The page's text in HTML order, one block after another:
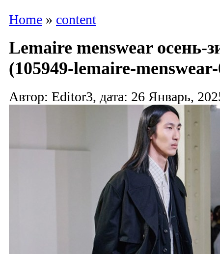
Home » content
Lemaire menswear осень-
(105949-lemaire-
Автор: Editor3, дата: 26 Январь,